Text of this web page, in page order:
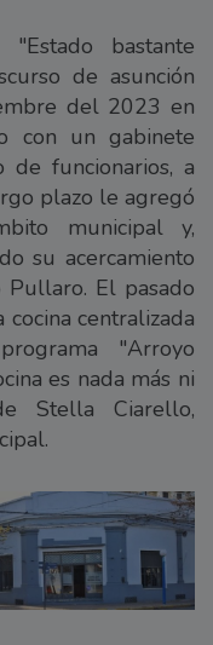
bastante
de asunción
del 2023 en
un gabinete
de funcionarios, a
plazo le agregó
municipal y,
su acercamiento
El pasado
centralizada
"Arroyo
es nada más ni
Stella Ciarello,